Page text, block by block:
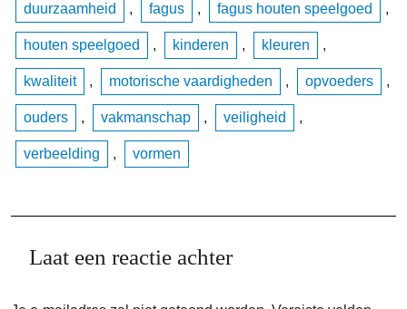
duurzaamheid , fagus , fagus houten speelgoed ,
houten speelgoed , kinderen , kleuren ,
kwaliteit , motorische vaardigheden , opvoeders ,
ouders , vakmanschap , veiligheid ,
verbeelding , vormen
Laat een reactie achter